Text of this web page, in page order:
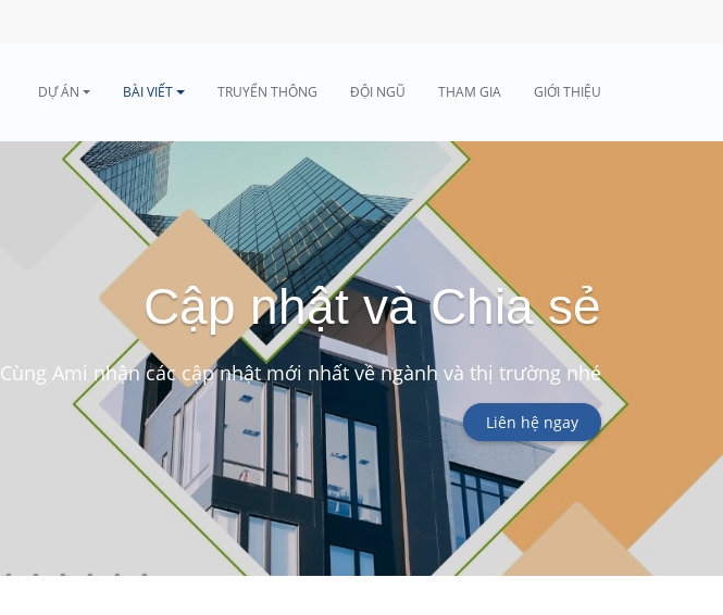
DỰ ÁN BÀI VIẾT TRUYỂN THÔNG ĐỘI NGŨ THAM GIA GIỚI THIỆU
Cập nhật và Chia sẻ
Cùng Ami nhận các cập nhật mới nhất về ngành và thị trường nhé
Liên hệ ngay